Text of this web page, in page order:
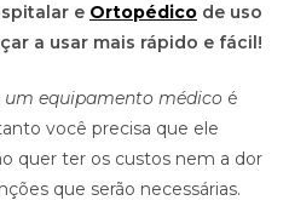
e Ortopédico de uso
a usar mais rápido e fácil!
equipamento médico é
você precisa que ele
quer ter os custos nem a dor
que serão necessárias.